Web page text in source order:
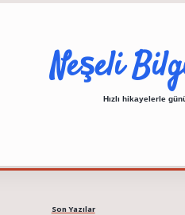
Neşeli
Hızlı hikayelerle
Son Yazılar